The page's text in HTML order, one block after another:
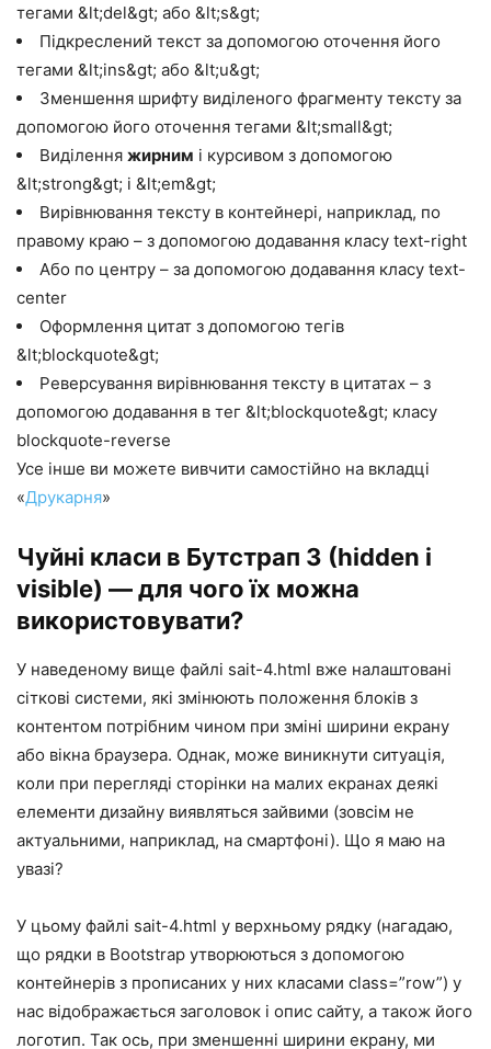
тегами &lt;del&gt; або &lt;s&gt;
Підкреслений текст за допомогою оточення його
тегами &lt;ins&gt; або &lt;u&gt;
Зменшення шрифту виділеного фрагменту тексту за
допомогою його оточення тегами &lt;small&gt;
Виділення жирним і курсивом з допомогою
&lt;strong&gt; і &lt;em&gt;
Вирівнювання тексту в контейнері, наприклад, по
правому краю – з допомогою додавання класу text-right
Або по центру – за допомогою додавання класу text-
center
Оформлення цитат з допомогою тегів
&lt;blockquote&gt;
Реверсування вирівнювання тексту в цитатах – з
допомогою додавання в тег &lt;blockquote&gt; класу
blockquote-reverse
Усе інше ви можете вивчити самостійно на вкладці
«Друкарня»
Чуйні класи в Бутстрап 3 (hidden і
visible) — для чого їх можна
використовувати?
У наведеному вище файлі sait-4.html вже налаштовані
сіткові системи, які змінюють положення блоків з
контентом потрібним чином при зміні ширини екрану
або вікна браузера. Однак, може виникнути ситуація,
коли при перегляді сторінки на малих екранах деякі
елементи дизайну виявляться зайвими (зовсім не
актуальними, наприклад, на смартфоні). Що я маю на
увазі?
У цьому файлі sait-4.html у верхньому рядку (нагадаю,
що рядки в Bootstrap утворюються з допомогою
контейнерів з прописаних у них класами class=”row”) у
нас відображається заголовок і опис сайту, а також його
логотип. Так ось, при зменшенні ширини екрану, ми